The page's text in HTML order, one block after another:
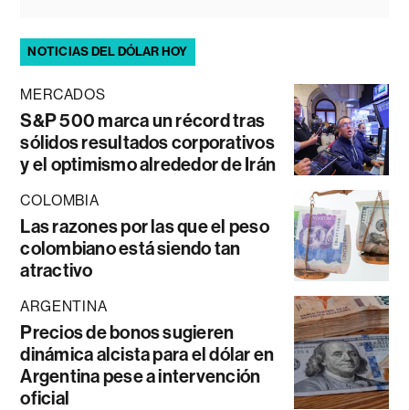
NOTICIAS DEL DÓLAR HOY
MERCADOS
S&P 500 marca un récord tras
sólidos resultados corporativos
y el optimismo alrededor de Irán
COLOMBIA
Las razones por las que el peso
colombiano está siendo tan
atractivo
ARGENTINA
Precios de bonos sugieren
dinámica alcista para el dólar en
Argentina pese a intervención
oficial